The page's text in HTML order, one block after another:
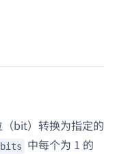
bit）转换为指定的
bits
中每个为 1 的